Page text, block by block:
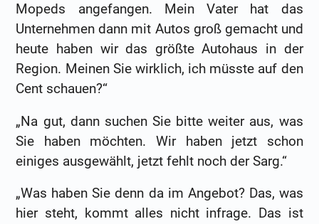
Mopeds angefangen. Mein Vater hat das
Unternehmen dann mit Autos groß gemacht und
heute haben wir das größte Autohaus in der
Region. Meinen Sie wirklich, ich müsste auf den
Cent schauen?“
„Na gut, dann suchen Sie bitte weiter aus, was
Sie haben möchten. Wir haben jetzt schon
einiges ausgewählt, jetzt fehlt noch der Sarg.“
„Was haben Sie denn da im Angebot? Das, was
hier steht, kommt alles nicht infrage. Das ist